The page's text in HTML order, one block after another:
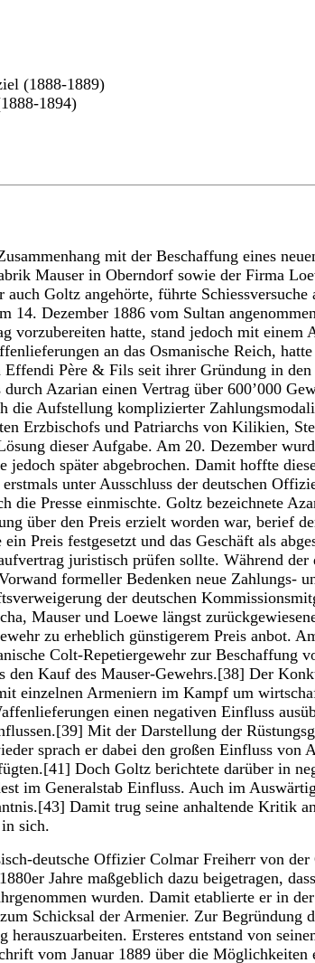
(1888-1889)
1894)
mit der Beschaffung eines
Mauser in Oberndorf sowie der Firma
Goltz angehörte, führte
14. Dezember 1886 vom Sultan
vorzubereiten hatte, stand jedoch mit
an das Osmanische Reich,
Père & Fils seit ihrer Gründung in
Azarian einen Vertrag über 600’000
die Aufstellung komplizierter
Erzbischofs und Patriarchs von Kilikien,
dieser Aufgabe. Am 20. Dezember
jedoch später abgebrochen. Damit hoffte
unter Ausschluss der deutschen
die Presse einmischte. Goltz bezeichnete
über den Preis erzielt worden war, berief
Preis festgesetzt und das Geschäft als
juristisch prüfen sollte. Während
formeller Bedenken neue Zahlungs-
der deutschen
Mauser und Loewe längst
zu erheblich günstigerem Preis anbot.
Colt-Repetiergewehr zur
den Kauf des Mauser-Gewehrs.[38] Der
einzelnen Armeniern im Kampf um
einen negativen Einfluss
Mit der Darstellung der
sprach er dabei den großen Einfluss von
Doch Goltz berichtete darüber in
im Generalstab Einfluss. Auch im
Damit trug seine anhaltende Kritik
sich.
deutsche Offizier Colmar Freiherr von
Jahre maßgeblich dazu beigetragen,
wurden. Damit etablierte er in
Schicksal der Armenier. Zur
Ersteres entstand von
vom Januar 1889 über die